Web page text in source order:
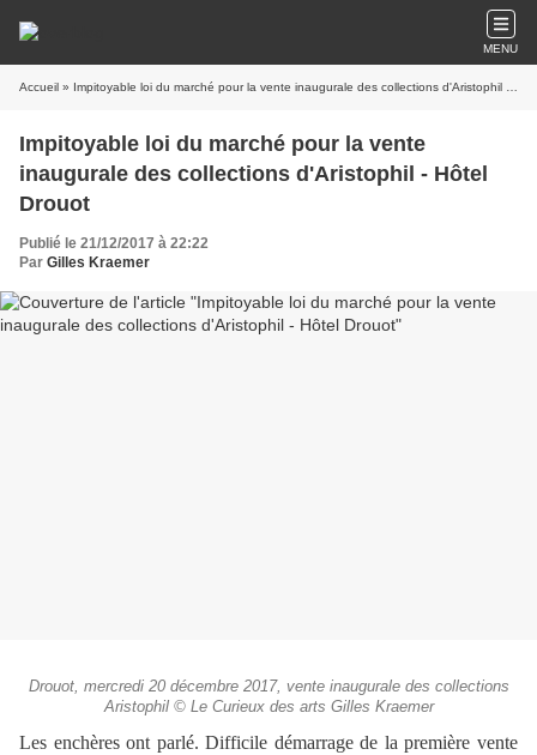
MENU
Accueil » Impitoyable loi du marché pour la vente inaugurale des collections d'Aristophil - Hôtel Drouot
Impitoyable loi du marché pour la vente
inaugurale des collections d'Aristophil - Hôtel
Drouot
Publié le 21/12/2017 à 22:22
Par Gilles Kraemer
Drouot, mercredi 20 décembre 2017, vente inaugurale des collections
Aristophil © Le Curieux des arts Gilles Kraemer
Les enchères ont parlé. Difficile démarrage de la première vente